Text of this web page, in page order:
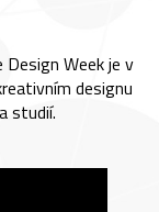
Week je v
designu
studií.